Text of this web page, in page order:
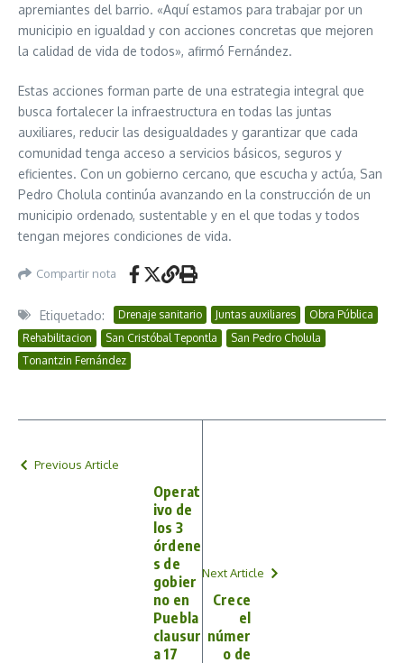
apremiantes del barrio. «Aquí estamos para trabajar por un
municipio en igualdad y con acciones concretas que mejoren
la calidad de vida de todos», afirmó Fernández.
Estas acciones forman parte de una estrategia integral que
busca fortalecer la infraestructura en todas las juntas
auxiliares, reducir las desigualdades y garantizar que cada
comunidad tenga acceso a servicios básicos, seguros y
eficientes. Con un gobierno cercano, que escucha y actúa, San
Pedro Cholula continúa avanzando en la construcción de un
municipio ordenado, sustentable y en el que todas y todos
tengan mejores condiciones de vida.
Compartir nota
Etiquetado: Drenaje sanitario Juntas auxiliares
Obra Pública
Rehabilitacion
San Cristóbal Tepontla
San Pedro Cholula
Tonantzin Fernández
Previous Article
Operat
ivo de
los 3
órdene
s de
gobier
no en
Puebla
clausur
a 17
Next Article
Crece
el
númer
o de